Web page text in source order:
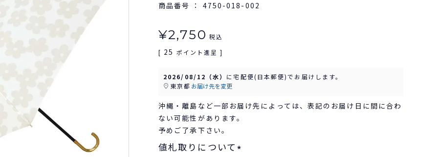
商品番号 4750-018-002
¥2,750 税込
[ 25 ポイント進呈 ]
2026/08/12（水） に宅配便(日本郵便)でお届けします。
東京都 お届け先を変更
沖縄・離島など一部お届け先によっては、表記のお届け日に間に合わ
ない可能性があります。
予めご了承下さい。
値札取りについて